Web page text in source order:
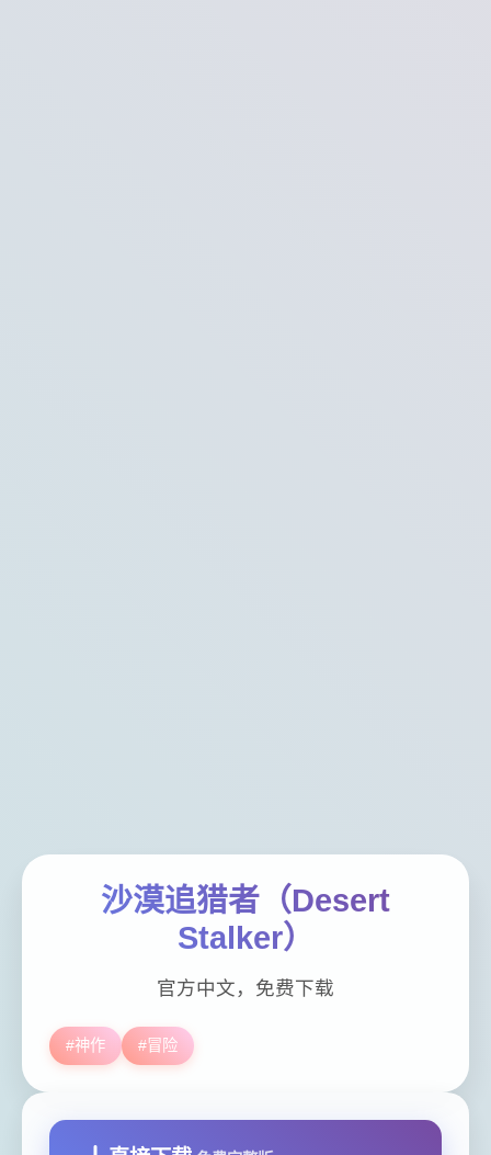
沙漠追猎者（Desert
Stalker）
官方中文，免费下载
#神作 #冒险